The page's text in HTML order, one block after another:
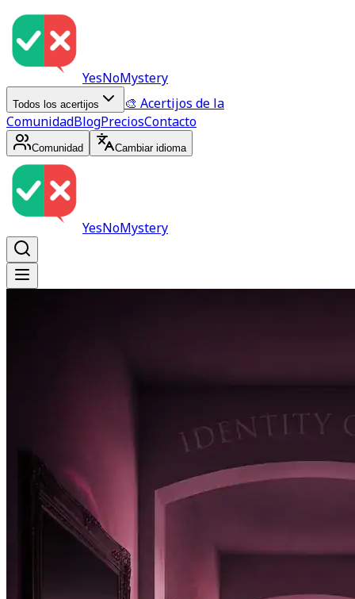
YesNoMystery
Todos los acertijos
🎨 Acertijos de la
ComunidadBlogPreciosContacto
Comunidad Cambiar idioma
YesNoMystery